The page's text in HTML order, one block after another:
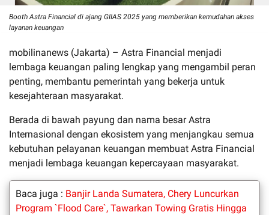
Booth Astra Financial di ajang GIIAS 2025 yang memberikan kemudahan akses
layanan keuangan
mobilinanews (Jakarta) – Astra Financial menjadi
lembaga keuangan paling lengkap yang mengambil peran
penting, membantu pemerintah yang bekerja untuk
kesejahteraan masyarakat.
Berada di bawah payung dan nama besar Astra
Internasional dengan ekosistem yang menjangkau semua
kebutuhan pelayanan keuangan membuat Astra Financial
menjadi lembaga keuangan kepercayaan masyarakat.
Baca juga : Banjir Landa Sumatera, Chery Luncurkan
Program `Flood Care`, Tawarkan Towing Gratis Hingga